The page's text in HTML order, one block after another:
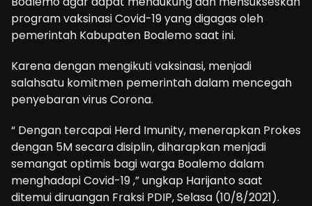
program vaksinasi Covid-19 yang digagas oleh
pemerintah Kabupaten Boalemo saat ini.
Karena dengan mengikuti vaksinasi, menjadi
salahsatu komitmen pemerintah dalam mencegah
penyebaran virus Corona.
“ Dengan tercapai Herd Imunity, menerapkan Prokes
dengan 5M secara disiplin, diharapkan menjadi
semangat optimis bagi warga Boalemo dalam
menghadapi Covid-19 ,” ungkap Harijanto saat
ditemui diruangan Fraksi PDIP, Selasa (10/8/2021).